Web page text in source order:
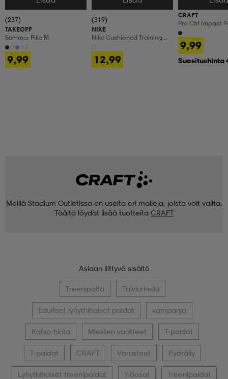
(237)
TAKEOFF
Summer Pike M
9,99
(319)
NIKE
Nike Cushioned Training
12,99
CRAFT
Pro Ctrl Impact
9,99
Suositushinta
Meillä Stadium Outletissa on useita eri malleja, joista voit valita.
Täältä löydät lisää tuotteita CRAFT
Asiaan liittyvä sisältö
Treenipaita Talviurheilu
Edulliset lyhythihaiset paidat kampanja
Katso hinta Miesten vaatteet T-paidat
T-paidat CRAFT Varusteet Pyöräily
Lyhythihaiset treenipaidat Yläosat Treenipaidat